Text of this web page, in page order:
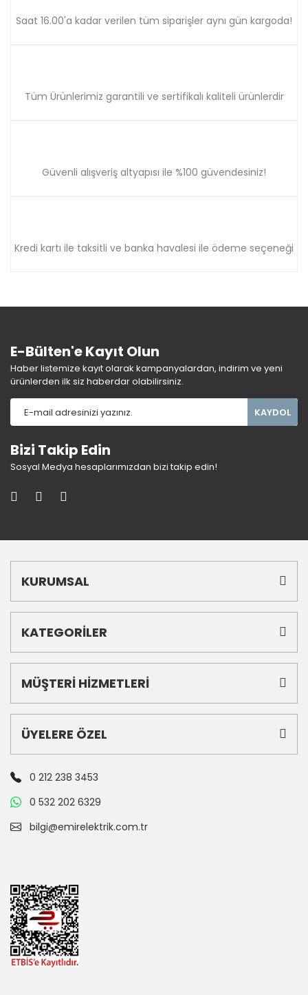
Saat 16.00'a kadar verilen tüm siparişler aynı gün kargoda!
Tüm Ürünlerimiz garantili ve sertifikalı kaliteli ürünlerdir
Güvenli alışveriş altyapısı ile %100 güvendesiniz!
Kredi kartı ile taksitli ve banka havalesi ile ödeme seçeneği
E-Bülten'e Kayıt Olun
Haber listemize kayıt olarak kampanyalardan, indirim ve yeni
ürünlerden ilk siz haberdar olabilirsiniz.
KAYDOL
Bizi Takip Edin
Sosyal Medya hesaplarımızdan bizi takip edin!
KURUMSAL
KATEGORİLER
MÜŞTERİ HİZMETLERİ
ÜYELERE ÖZEL
0 212 238 3453
0 532 202 6329
bilgi@emirelektrik.com.tr